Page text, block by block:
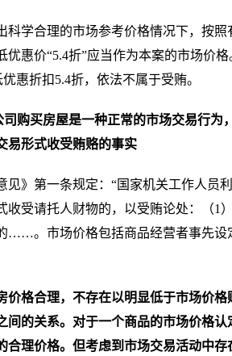
科学合理的市场参考价格情况下，按
优惠价“5.4折”应当作为本案的市场价
惠折扣5.4折，依法不属于受贿。
购买房屋是一种正常的市场交易行为
易形式收受贿赂的事实
见》第一条规定：“国家机关工作人员
收受请托人财物的，以受贿论处：（1
……。市场价格包括商品经营者事先设
价格合理，不存在以明显低于市场价
间的关系。对于一个商品的市场价格
合理价格。但考虑到市场交易活动中